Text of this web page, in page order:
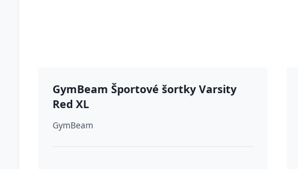
GymBeam Športové šortky Varsity
Red XL
GymBeam